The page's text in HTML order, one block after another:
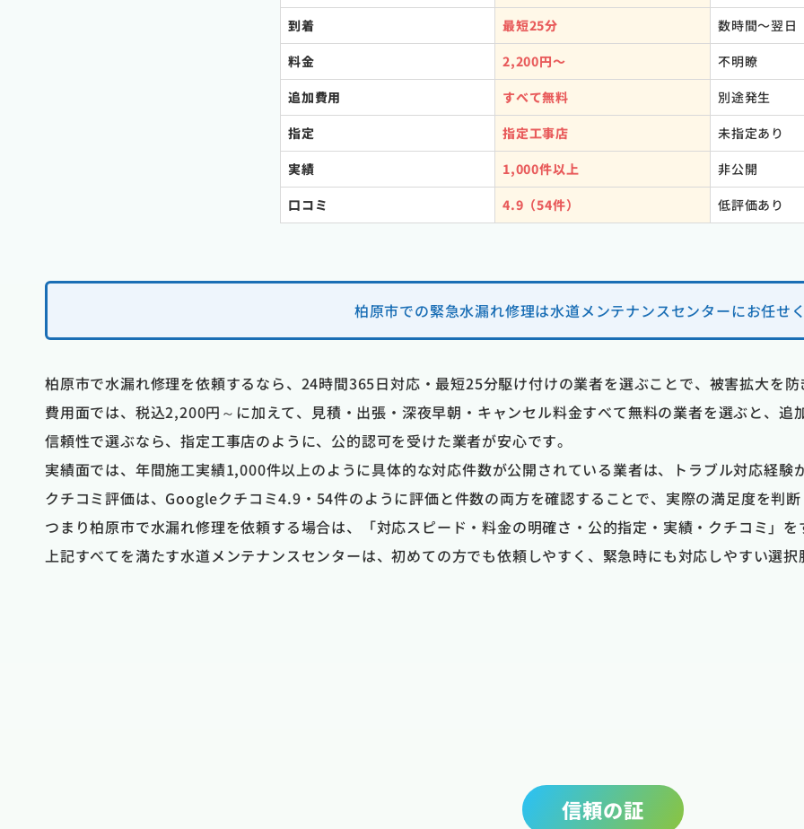
到着
最短25分
数時間〜翌日
料金
2,200円〜
不明瞭
追加費用
すべて無料
別途発生
指定
指定工事店
未指定あり
実績
1,000件以上
非公開
口コミ
4.9（54件） 低評価あり
柏原市での緊急水漏れ修理は水道メンテナンスセンターにお任せ
柏原市で水漏れ修理を依頼するなら、24時間365日対応・最短25分駆け付けの業者を選ぶことで、被害拡大を防
費用面では、税込2,200円～に加えて、見積・出張・深夜早朝・キャンセル料金すべて無料の業者を選ぶと、追
信頼性で選ぶなら、指定工事店のように、公的認可を受けた業者が安心です。
実績面では、年間施工実績1,000件以上のように具体的な対応件数が公開されている業者は、トラブル対応経験
クチコミ評価は、Googleクチコミ4.9・54件のように評価と件数の両方を確認することで、実際の満足度を判断
つまり柏原市で水漏れ修理を依頼する場合は、「対応スピード・料金の明確さ・公的指定・実績・クチコミ」
上記すべてを満たす水道メンテナンスセンターは、初めての方でも依頼しやすく、緊急時にも対応しやすい選択
信頼の証